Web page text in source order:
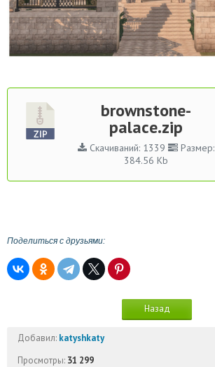
brownstone-
palace.zip
Скачиваний: 1339
Размер:
384.56 Kb
Поделиться с друзьями:
Назад
Добавил: katyshkaty
Просмотры: 31 299